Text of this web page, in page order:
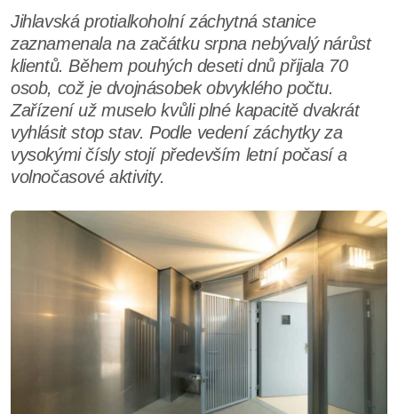
Jihlavská protialkoholní záchytná stanice
zaznamenala na začátku srpna nebývalý nárůst
klientů. Během pouhých deseti dnů přijala 70
osob, což je dvojnásobek obvyklého počtu.
Zařízení už muselo kvůli plné kapacitě dvakrát
vyhlásit stop stav. Podle vedení záchytky za
vysokými čísly stojí především letní počasí a
volnočasové aktivity.